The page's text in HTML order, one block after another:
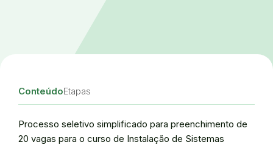
ConteúdoEtapas
Processo seletivo simplificado para preenchimento de
20 vagas para o curso de Instalação de Sistemas